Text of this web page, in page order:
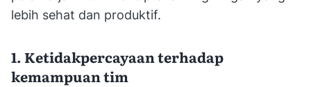
lebih sehat dan produktif.
1. Ketidakpercayaan terhadap
kemampuan tim